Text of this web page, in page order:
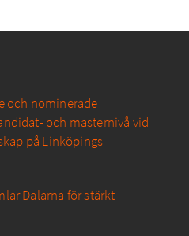
och nominerade
och masternivå vid
på Linköpings
Dalarna för stärkt